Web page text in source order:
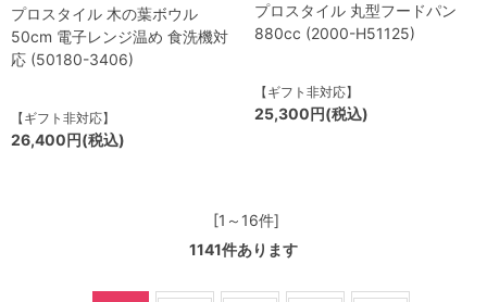
プロスタイル 木の葉ボウル
50cm 電子レンジ温め 食洗機対
応 (50180-3406)
【ギフト非対応】
26,400円(税込)
プロスタイル 丸型フードパン
880cc (2000-H51125)
【ギフト非対応】
25,300円(税込)
[1～16件]
1141件あります